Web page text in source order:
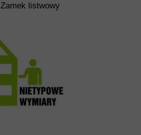
Zamek listwowy